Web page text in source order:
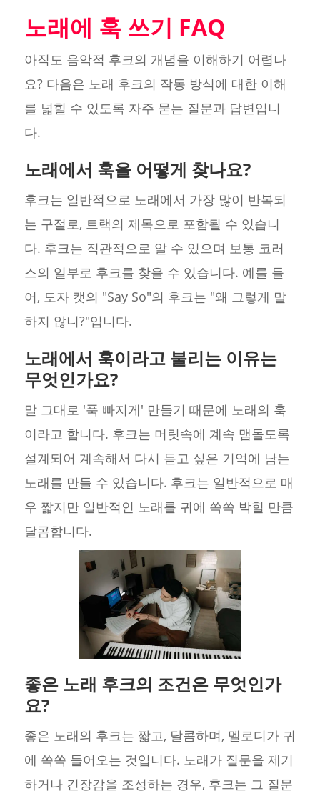
노래에 훅 쓰기 FAQ
아직도 음악적 후크의 개념을 이해하기 어렵나
요? 다음은 노래 후크의 작동 방식에 대한 이해
를 넓힐 수 있도록 자주 묻는 질문과 답변입니
다.
노래에서 훅을 어떻게 찾나요?
후크는 일반적으로 노래에서 가장 많이 반복되
는 구절로, 트랙의 제목으로 포함될 수 있습니
다. 후크는 직관적으로 알 수 있으며 보통 코러
스의 일부로 후크를 찾을 수 있습니다. 예를 들
어, 도자 캣의 "Say So"의 후크는 "왜 그렇게 말
하지 않니?"입니다.
노래에서 훅이라고 불리는 이유는
무엇인가요?
말 그대로 '푹 빠지게' 만들기 때문에 노래의 훅
이라고 합니다. 후크는 머릿속에 계속 맴돌도록
설계되어 계속해서 다시 듣고 싶은 기억에 남는
노래를 만들 수 있습니다. 후크는 일반적으로 매
우 짧지만 일반적인 노래를 귀에 쏙쏙 박힐 만큼
달콤합니다.
좋은 노래 후크의 조건은 무엇인가
요?
좋은 노래의 후크는 짧고, 달콤하며, 멜로디가 귀
에 쏙쏙 들어오는 것입니다. 노래가 질문을 제기
하거나 긴장감을 조성하는 경우, 후크는 그 질문